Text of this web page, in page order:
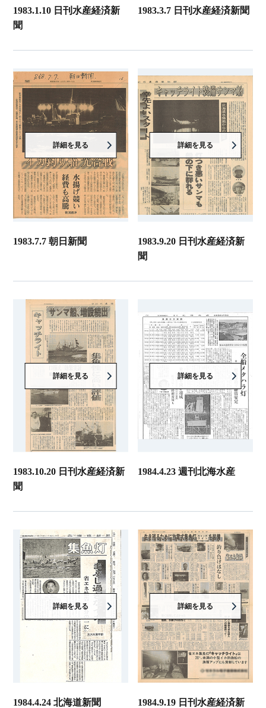
1983.1.10 日刊水産経済新
聞
1983.3.7 日刊水産経済新聞
詳細を見る
1983.7.7 朝日新聞
詳細を見る
1983.9.20 日刊水産経済新
聞
詳細を見る
1983.10.20 日刊水産経済新
聞
詳細を見る
1984.4.23 週刊北海水産
詳細を見る
1984.4.24 北海道新聞
詳細を見る
1984.9.19 日刊水産経済新